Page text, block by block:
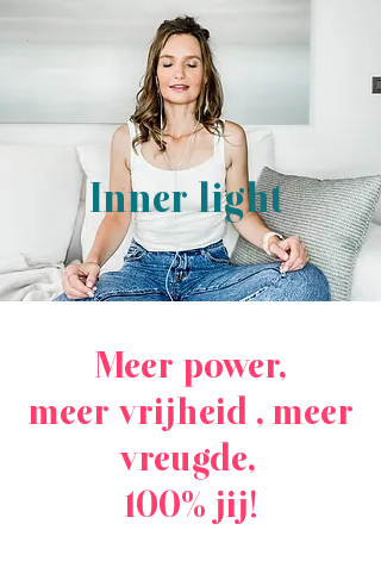
Inner light
Meer power,
meer vrijheid , meer
vreugde,
100% jij!